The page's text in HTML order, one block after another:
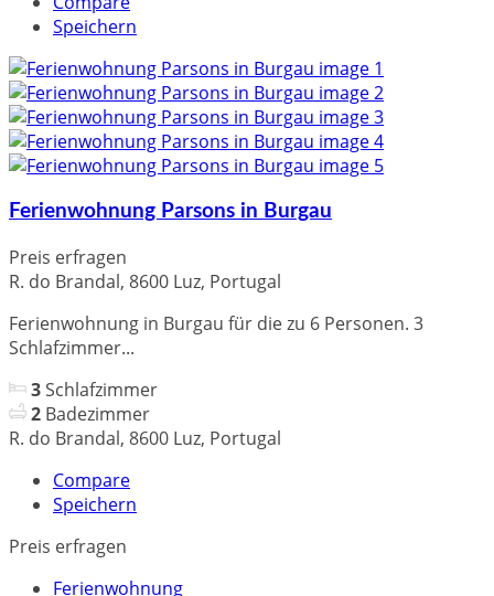
Speichern
Ferienwohnung Parsons in Burgau
Preis erfragen
R. do Brandal, 8600 Luz, Portugal
Ferienwohnung in Burgau für die zu 6 Personen. 3
Schlafzimmer...
3Schlafzimmer
2 Badezimmer
R. do Brandal, 8600 Luz, Portugal
Compare
Speichern
Preis erfragen
Ferienwohnung